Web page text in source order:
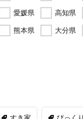
愛媛県 高知県
熊本県 大分県
すき家 びっく